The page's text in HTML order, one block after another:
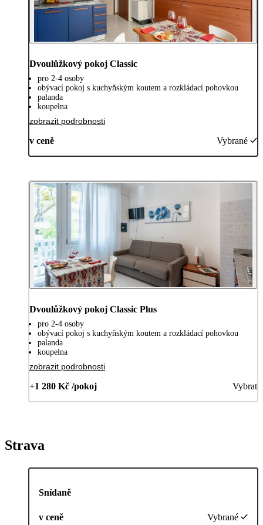
Dvoulůžkový pokoj Classic
pro 2-4 osoby
obývací pokoj s kuchyňským koutem a rozkládací pohovkou
palanda
koupelna
zobrazit podrobnosti
v ceně Vybrané
Dvoulůžkový pokoj Classic Plus
pro 2-4 osoby
obývací pokoj s kuchyňským koutem a rozkládací pohovkou
palanda
koupelna
zobrazit podrobnosti
+1 280 Kč /pokoj Vybrat
Strava
Snídaně
v ceně Vybrané